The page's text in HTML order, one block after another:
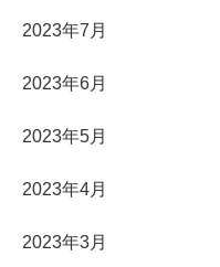
2023年7月
2023年6月
2023年5月
2023年4月
2023年3月